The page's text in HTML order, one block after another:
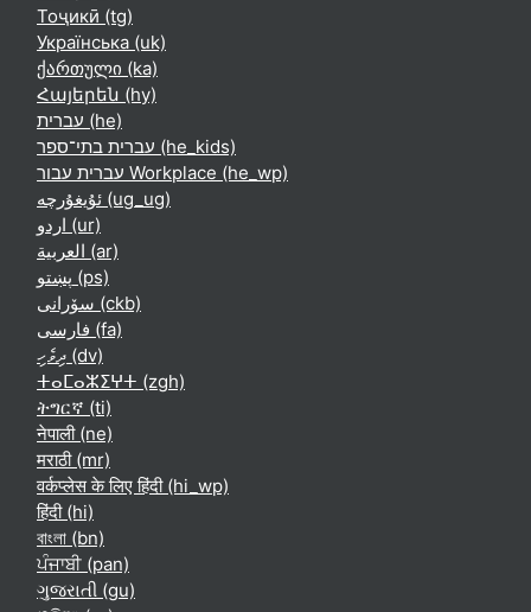
Тоҷикӣ ‎(tg)‎
Українська ‎(uk)‎
ქართული ‎(ka)‎
Հայերեն ‎(hy)‎
עברית ‎(he)‎
עברית בתי־ספר ‎(he_kids)‎
עברית עבור Workplace ‎(he_wp)‎
ئۇيغۇرچە ‎(ug_ug)‎
اردو ‎(ur)‎
العربية ‎(ar)‎
پښتو ‎(ps)‎
سۆرانی ‎(ckb)‎
فارسی ‎(fa)‎
ދިވެހި ‎(dv)‎
ⵜⴰⵎⴰⵣⵉⵖⵜ ‎(zgh)‎
ትግርኛ ‎(ti)‎
नेपाली ‎(ne)‎
मराठी ‎(mr)‎
वर्कप्लेस के लिए हिंदी ‎(hi_wp)‎
हिंदी ‎(hi)‎
বাংলা ‎(bn)‎
ਪੰਜਾਬੀ ‎(pan)‎
ગુજરાતી ‎(gu)‎